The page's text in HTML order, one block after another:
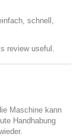
schnell,
review useful.
Maschine kann
Handhabung